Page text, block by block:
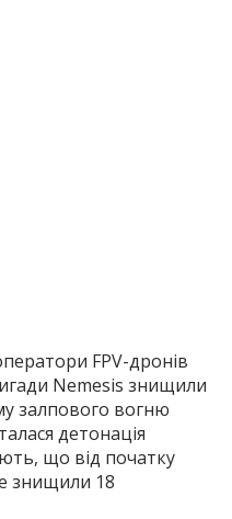
FPV-дронів
Nemesis знищили
залпового вогню
детонація
що від початку
знищили 18